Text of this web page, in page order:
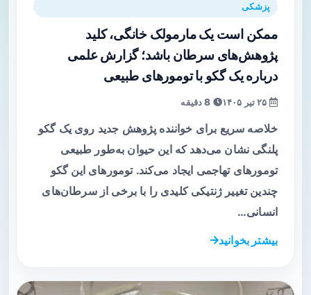
پزشکی
ممکن است یک مارمولک خانگی، کلید
پژوهش‌های سرطان باشد؛ گزارش علمی
درباره یک گکو با تومورهای طبیعی
خلاصه سریع برای خواننده پژوهش جدید روی یک گکو
پلنگی نشان می‌دهد که این حیوان به‌طور طبیعی
تومورهای تهاجمی ایجاد می‌کند. تومورهای این گکو
چندین تغییر ژنتیکی کلیدی را با برخی از سرطان‌های
انسانی…
بیشتر بخوانید